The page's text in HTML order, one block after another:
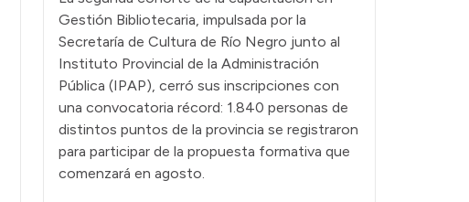
Gestión Bibliotecaria, impulsada por la
Secretaría de Cultura de Río Negro junto al
Instituto Provincial de la Administración
Pública (IPAP), cerró sus inscripciones con
una convocatoria récord: 1.840 personas de
distintos puntos de la provincia se registraron
para participar de la propuesta formativa que
comenzará en agosto.